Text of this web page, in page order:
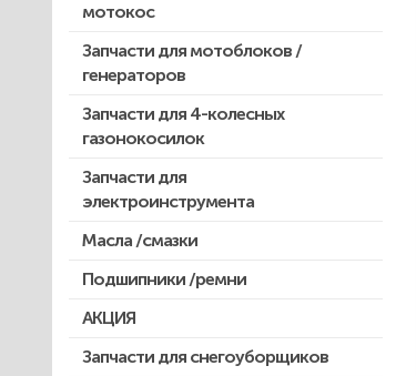
Запчасти для мотокос Stihl
/Husqvarna /Oleo-mac /Echo и др.
мотокос
Запчасти для мотоблоков /
генераторов
Запчасти для 4-колесных
газонокосилок
Запчасти для
электроинструмента
Двигатели, редукторы для
перфораторов
Выключатели, переключатели
Масла /смазки
Подшипники /ремни
АКЦИЯ
Скидка 50%
Запчасти для снегоуборщиков